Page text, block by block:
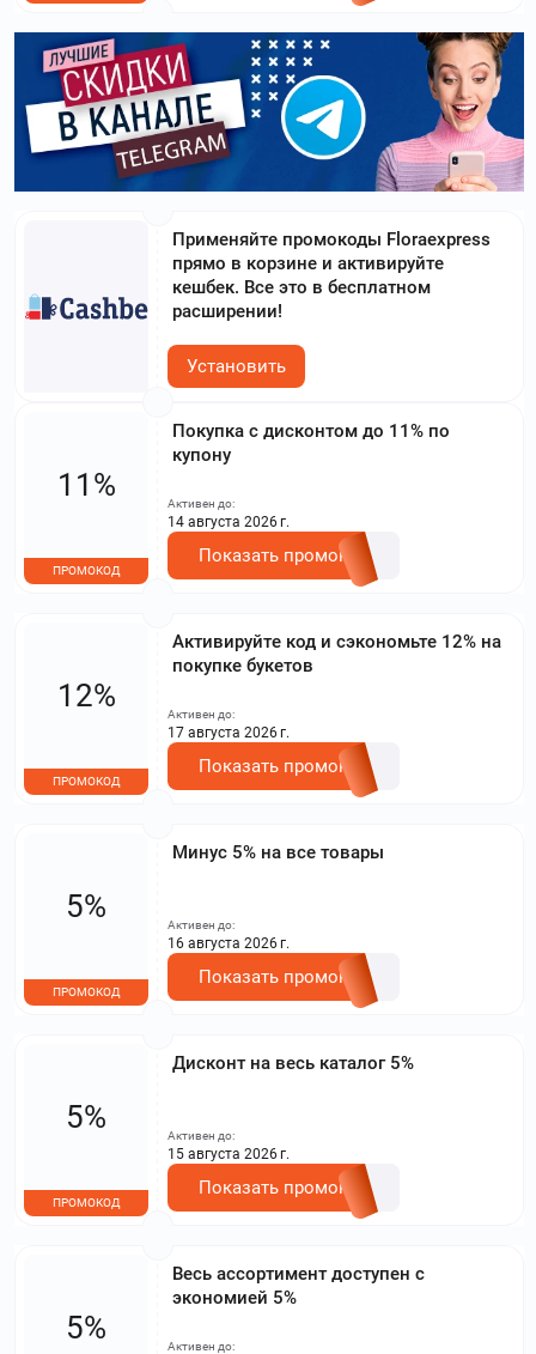
Применяйте промокоды Floraexpress
прямо в корзине и активируйте
кешбек. Все это в бесплатном
расширении!
Установить
Покупка с дисконтом до 11% по
купону
11%
ПРОМОКОД
Активен до:
14 августа 2026 г.
Показать промокод
Активируйте код и сэкономьте 12% на
покупке букетов
12%
ПРОМОКОД
Активен до:
17 августа 2026 г.
Показать промокод
Минус 5% на все товары
5%
ПРОМОКОД
Активен до:
16 августа 2026 г.
Показать промокод
Дисконт на весь каталог 5%
5%
ПРОМОКОД
Активен до:
15 августа 2026 г.
Показать промокод
Весь ассортимент доступен с
экономией 5%
5%
Активен до: